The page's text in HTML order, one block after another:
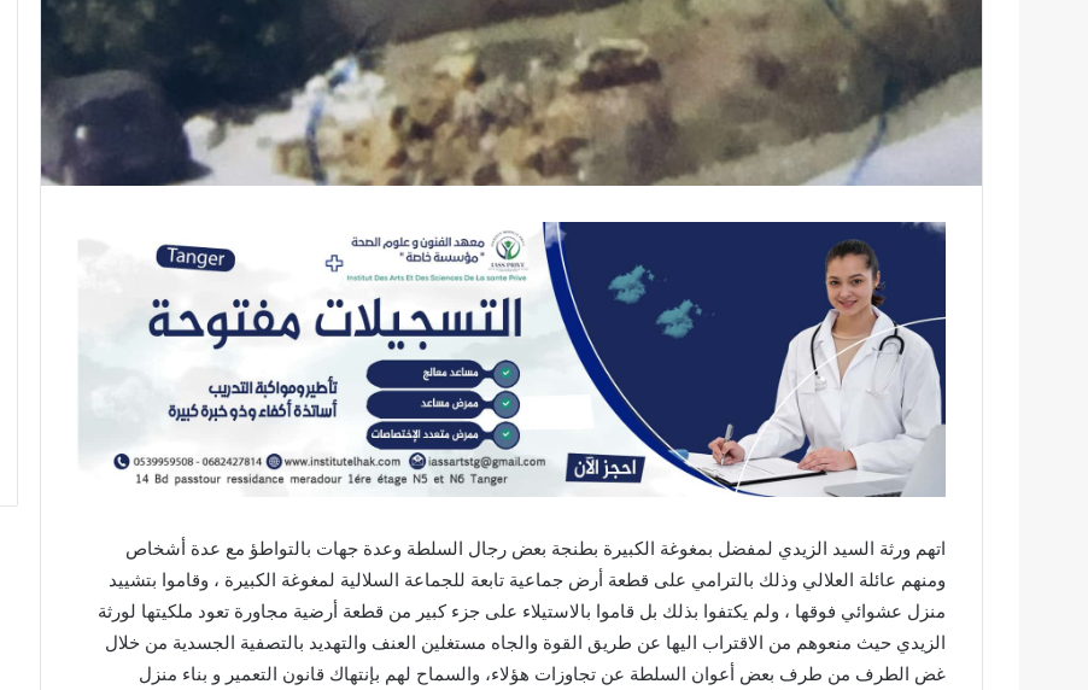
اتهم ورثة السيد الزيدي لمفضل بمغوغة الكبيرة بطنجة بعض رجال السلطة وعدة جهات بالتواطؤ مع عدة أشخاص
ومنهم عائلة العلالي وذلك بالترامي على قطعة أرض جماعية تابعة للجماعة السلالية لمغوغة الكبيرة ، وقاموا بتشييد
منزل عشوائي فوقها ، ولم يكتفوا بذلك بل قاموا بالاستيلاء على جزء كبير من قطعة أرضية مجاورة تعود ملكيتها لورثة
الزيدي حيث منعوهم من الاقتراب اليها عن طريق القوة والجاه مستغلين العنف والتهديد بالتصفية الجسدية من خلال
غض الطرف من طرف بعض أعوان السلطة عن تجاوزات هؤلاء، والسماح لهم بإنتهاك قانون التعمير و بناء منزل